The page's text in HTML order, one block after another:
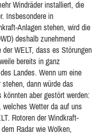
Windräder installiert, die
Insbesondere in
Anlagen stehen, wird die
deshalb zunehmend
WELT, dass es Störungen
bereits in ganz
Landes. Wenn um eine
dann würde das
aber gestört werden:
Wetter da auf uns
Rotoren der Windkraft-
Radar wie Wolken,